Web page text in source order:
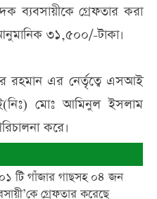
ব্যবসায়ীকে গ্রেফতার করা
৩১,৫০০/-টাকা।
রহমান এর নের্তৃত্বে এসআই
মোঃ আমিনুল ইসলাম
করে।
টি গাঁজার গাছসহ ০৪ জন
গ্রেফতার করেছে